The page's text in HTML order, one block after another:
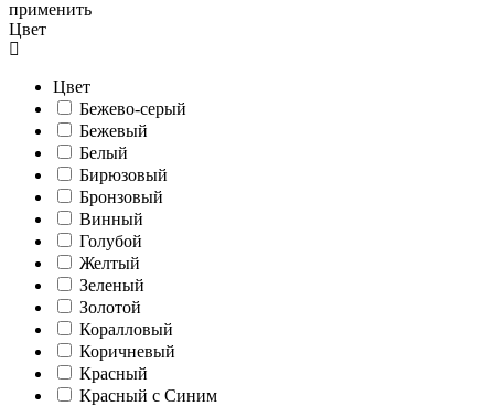
применить
Цвет
Цвет
Бежево-серый
Бежевый
Белый
Бирюзовый
Бронзовый
Винный
Голубой
Желтый
Зеленый
Золотой
Коралловый
Коричневый
Красный
Красный с Синим